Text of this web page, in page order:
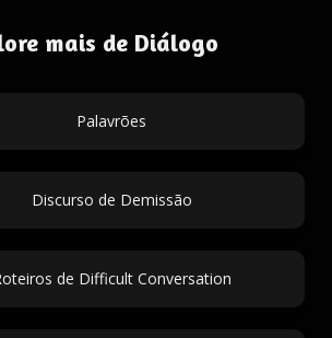
mais de Diálogo
Palavrões
Discurso de Demissão
de Difficult Conversation